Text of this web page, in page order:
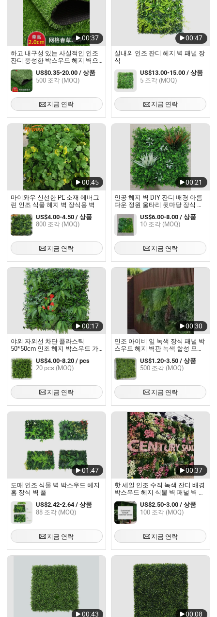
00:37
하고 내구성 있는 사실적인 인조
잔디 풍성한 박스우드 헤지 벽으
로 우아하고 생기 있는 야외 경관
을 위한 것입니다US$0.35-20.00 / 상품
500 조각 (MOQ)
지금 연락
00:47
실내외 인조 잔디 헤지 벽 패널 장
식
US$13.00-15.00 / 상품
5 조각 (MOQ)
지금 연락
00:45
마이와우 신선한 PE 소재 에버그
린 인조 식물 헤지 벽 장식용 벽
US$4.00-4.50 / 상품
800 조각 (MOQ)
지금 연락
00:21
인공 헤지 벽 DIY 잔디 배경 아름
다운 정원 울타리 뒷마당 장식 녹
색 벽
US$6.00-8.00 / 상품
10 조각 (MOQ)
지금 연락
00:17
야외 자외선 차단 플라스틱
50*50cm 인조 헤지 박스우드 가
짜 잔디 벽 패널
US$4.00-8.20 / pcs
20 pcs (MOQ)
지금 연락
00:30
인조 아이비 잎 녹색 장식 패널 박
스우드 헤지 벽판 녹색 합성 모사
인공 식물 벽
US$1.20-3.50 / 상품
500 조각 (MOQ)
지금 연락
01:47
도매 인조 식물 벽 박스우드 헤지
홈 장식 벽 풀
US$2.42-2.64 / 상품
88 조각 (MOQ)
지금 연락
00:37
핫 세일 인조 수직 녹색 잔디 배경
박스우드 헤지 식물 벽 패널 벽 장
식을 위한 60*40cm
US$2.50-3.00 / 상품
100 조각 (MOQ)
지금 연락
00:43 00:08